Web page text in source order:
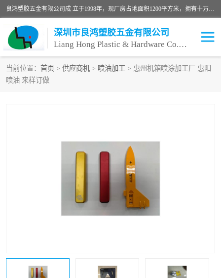
良鸿塑胶五金有限公司成 立于1998年，现厂房占地面积1200平方米，拥有十万级无尘车间，自动喷涂线1条，手动喷涂线2条，丝印移印滚印烫印拉线1条，本公司自建厂以来一直 以“顾客、品质、服务三个第一”为原则，从来货到处理、喷漆、烘烤、品检、包装等每一道工序都严格把持质量关，竭诚为广大朋友、客户服务。现如今已深得广 大客户信赖。
深圳市良鸿塑胶五金有限公司
Liang Hong Plastic & Hardware Co. Ltd
当前位置： 首页 > 供应商机 > 喷油加工 > 惠州机箱喷涂加工厂 惠阳
喷油 来样订做
喷油加工